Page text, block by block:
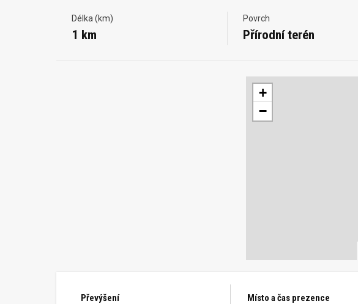
Délka (km)
1 km
Povrch
Přírodní terén
+
−
Převýšení
Místo a čas prezence